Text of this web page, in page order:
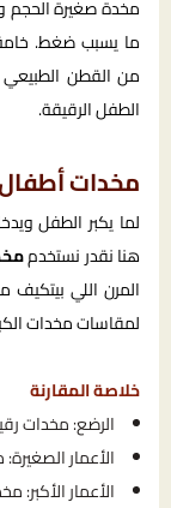
مخدة صغيرة الحجم
ما يسبب ضغط.
من القطن الطبيعي
الطفل الرقيقة.
مخدات أطفال
لما يكبر الطفل
هنا نقدر نستخدم
المرن اللي
لمقاسات مخدات
خلاصة المقارنة
الرضع: مخدات
الأعمار
الأعمار